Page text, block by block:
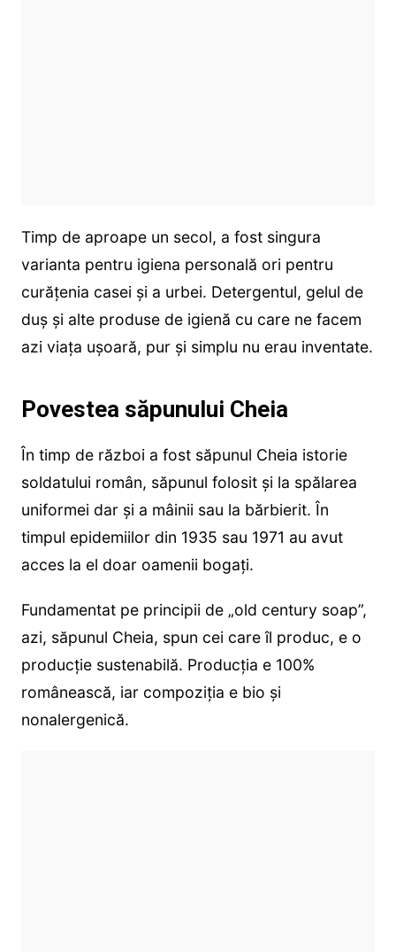
Timp de aproape un secol, a fost singura
varianta pentru igiena personală ori pentru
curățenia casei și a urbei. Detergentul, gelul de
duș și alte produse de igienă cu care ne facem
azi viața ușoară, pur și simplu nu erau inventate.
Povestea săpunului Cheia
În timp de război a fost săpunul Cheia istorie
soldatului român, săpunul folosit și la spălarea
uniformei dar și a mâinii sau la bărbierit. În
timpul epidemiilor din 1935 sau 1971 au avut
acces la el doar oamenii bogați.
Fundamentat pe principii de „old century soap”,
azi, săpunul Cheia, spun cei care îl produc, e o
producție sustenabilă. Producția e 100%
românească, iar compoziția e bio și
nonalergenică.